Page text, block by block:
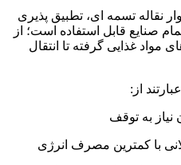
نقاله تسمه ای، تطبیق پذیری
صنایع قابل استفاده است؛ از
مواد غذایی گرفته تا انتقال
از:
نیاز به توقف
با کمترین مصرف انرژی